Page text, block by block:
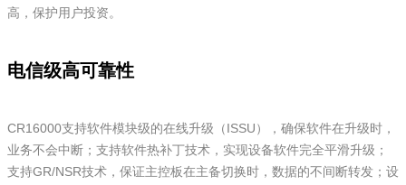
高，保护用户投资。
电信级高可靠性
CR16000支持软件模块级的在线升级（ISSU），确保软件在升级时，
业务不会中断；支持软件热补丁技术，实现设备软件完全平滑升级；
支持GR/NSR技术，保证主控板在主备切换时，数据的不间断转发；设